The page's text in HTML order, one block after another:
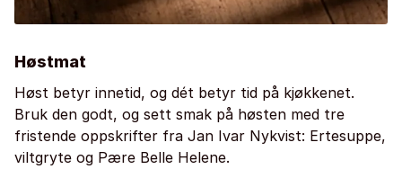
Høstmat
Høst betyr innetid, og dét betyr tid på kjøkkenet.
Bruk den godt, og sett smak på høsten med tre
fristende oppskrifter fra Jan Ivar Nykvist: Ertesuppe,
viltgryte og Pære Belle Helene.